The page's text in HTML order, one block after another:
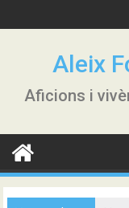
to
Aleix
Aficions i